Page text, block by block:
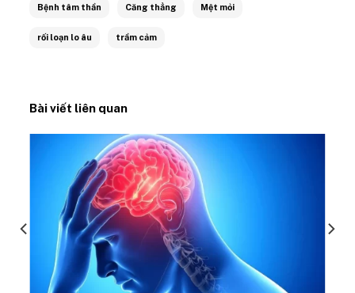
Bệnh tâm thần Căng thẳng Mệt mỏi
rối loạn lo âu trầm cảm
Bài viết liên quan